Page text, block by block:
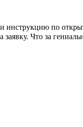
инструкцию по
Что за